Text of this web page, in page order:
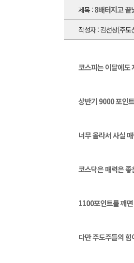
제목 : 8배터지고 끝
작성자 : 김선상[주도
코스피는 이달에도
상반기 9000 포인
너무 올라서 사실
코스닥은 매력은
1100포인트를 깨
다만 주도주들의